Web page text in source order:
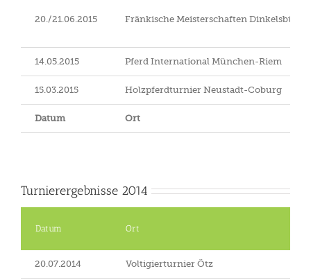
20./21.06.2015 Fränkische Meisterschaften Dinkelsbühl-
14.05.2015 Pferd International München-Riem
15.03.2015 Holzpferdturnier Neustadt-Coburg
Datum Ort
Turnierergebnisse 2014
Datum Ort
20.07.2014 Voltigierturnier Ötz